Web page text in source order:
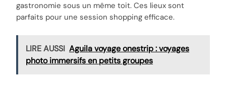
gastronomie sous un même toit. Ces lieux sont
parfaits pour une session shopping efficace.
LIRE AUSSI Aguila voyage onestrip : voyages
photo immersifs en petits groupes